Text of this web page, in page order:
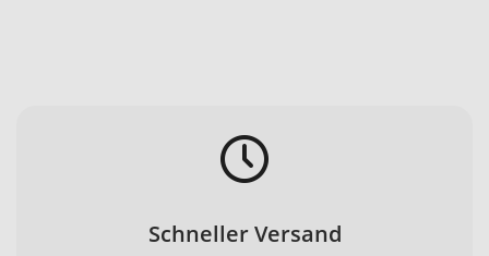
Schneller Versand